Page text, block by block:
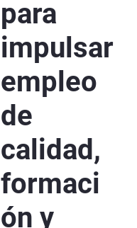
para
impulsar
empleo
de
calidad,
formaci
ón y